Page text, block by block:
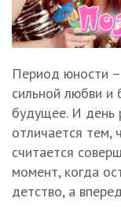
Период юности
сильной любви и
будущее. И день
отличается тем,
считается
момент, когда
детство, а